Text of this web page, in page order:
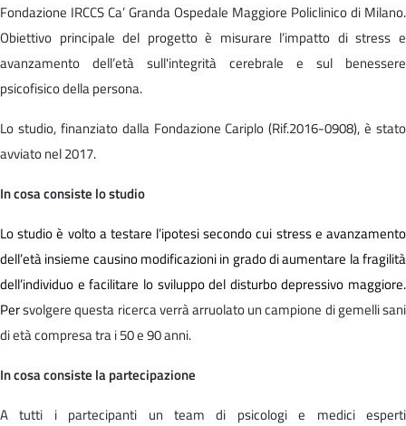
Fondazione IRCCS Ca’ Granda Ospedale Maggiore Policlinico di Milano.
Obiettivo principale del progetto è misurare l’impatto di stress e
avanzamento dell’età sull'integrità cerebrale e sul benessere
psicofisico della persona.
Lo studio, finanziato dalla Fondazione Cariplo (Rif.2016-0908), è stato
avviato nel 2017.
In cosa consiste lo studio
Lo studio è volto a testare l’ipotesi secondo cui stress e avanzamento
dell’età insieme causino modificazioni in grado di aumentare la fragilità
dell’individuo e facilitare lo sviluppo del disturbo depressivo maggiore.
Persvolgere questa ricerca verrà arruolato un campione di gemelli sani
di età compresa tra i 50 e 90 anni.
In cosa consiste la partecipazione
A tutti i partecipanti un team di psicologi e medici esperti